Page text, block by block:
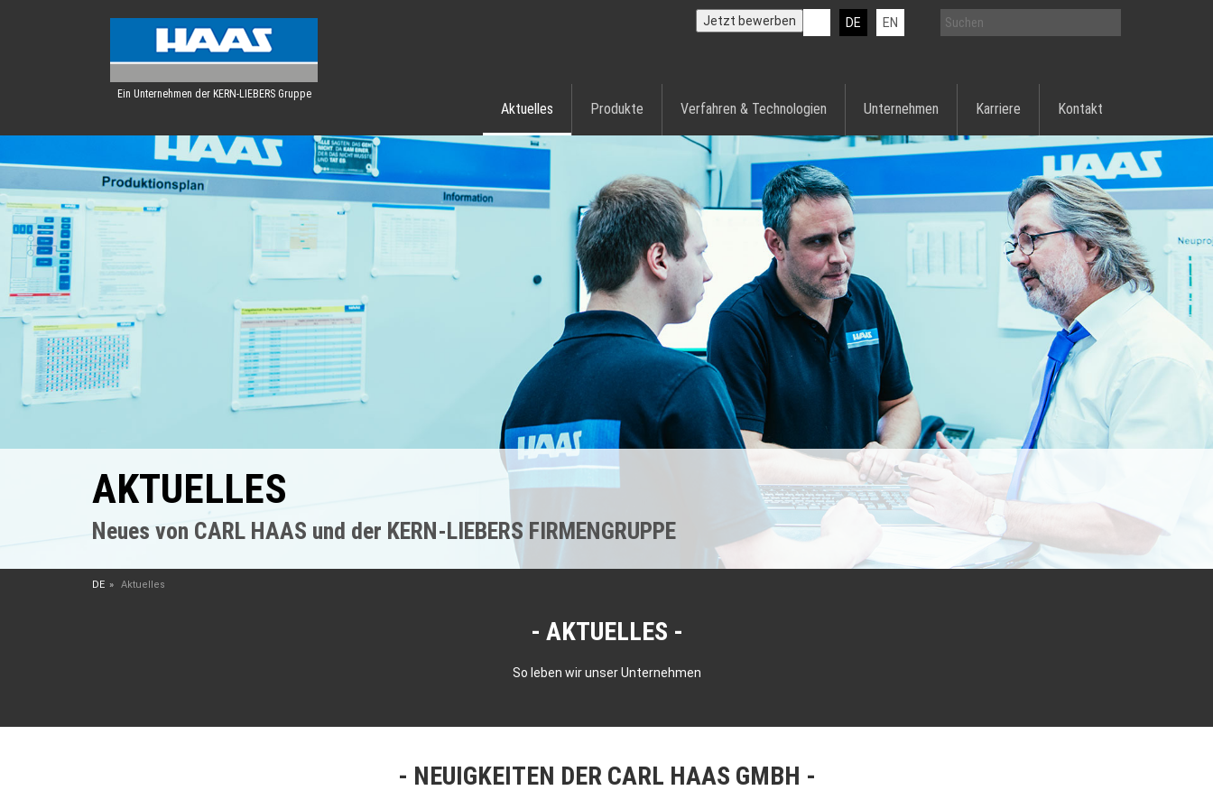
Ein Unternehmen der KERN-LIEBERS Gruppe
DE EN
Jetzt bewerben
Aktuelles Produkte Verfahren & Technologien Unternehmen Karriere Kontakt
AKTUELLES
Neues von CARL HAAS und der KERN-LIEBERS FIRMENGRUPPE
DE Aktuelles
AKTUELLES
So leben wir unser Unternehmen
NEUIGKEITEN DER CARL HAAS GMBH